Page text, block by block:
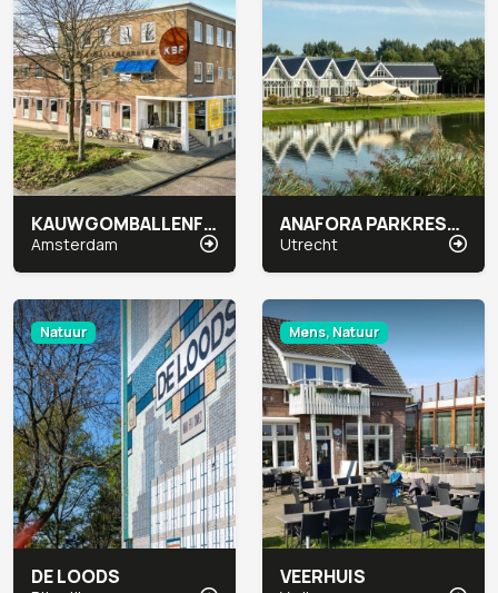
KAUWGOMBALLENFABRIEK SOCIAL IMPACT FACTORY
Amsterdam
ANAFORA PARKRESTAURANT & EVENTS
Utrecht
Natuur
DE LOODS
Mens, Natuur
VEERHUIS